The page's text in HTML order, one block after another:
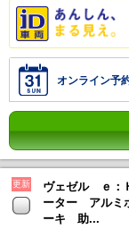
オンライン予
更新
ヴェゼル ｅ：
ーター アルミ
ーキ 助...